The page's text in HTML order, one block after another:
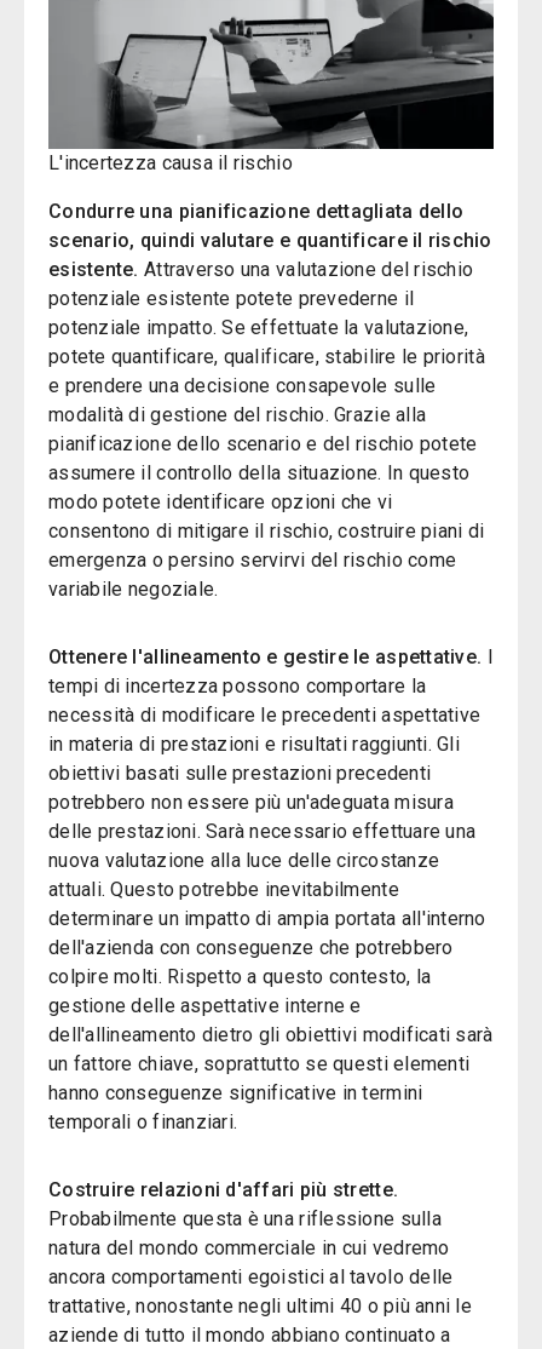
L'incertezza causa il rischio
Condurre una pianificazione dettagliata dello
scenario, quindi valutare e quantificare il rischio
esistente. Attraverso una valutazione del rischio
potenziale esistente potete prevederne il
potenziale impatto. Se effettuate la valutazione,
potete quantificare, qualificare, stabilire le priorità
e prendere una decisione consapevole sulle
modalità di gestione del rischio. Grazie alla
pianificazione dello scenario e del rischio potete
assumere il controllo della situazione. In questo
modo potete identificare opzioni che vi
consentono di mitigare il rischio, costruire piani di
emergenza o persino servirvi del rischio come
variabile negoziale.
Ottenere l'allineamento e gestire le aspettative. I
tempi di incertezza possono comportare la
necessità di modificare le precedenti aspettative
in materia di prestazioni e risultati raggiunti. Gli
obiettivi basati sulle prestazioni precedenti
potrebbero non essere più un'adeguata misura
delle prestazioni. Sarà necessario effettuare una
nuova valutazione alla luce delle circostanze
attuali. Questo potrebbe inevitabilmente
determinare un impatto di ampia portata all'interno
dell'azienda con conseguenze che potrebbero
colpire molti. Rispetto a questo contesto, la
gestione delle aspettative interne e
dell'allineamento dietro gli obiettivi modificati sarà
un fattore chiave, soprattutto se questi elementi
hanno conseguenze significative in termini
temporali o finanziari.
Costruire relazioni d'affari più strette.
Probabilmente questa è una riflessione sulla
natura del mondo commerciale in cui vedremo
ancora comportamenti egoistici al tavolo delle
trattative, nonostante negli ultimi 40 o più anni le
aziende di tutto il mondo abbiano continuato a